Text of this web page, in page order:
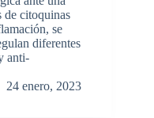
de citoquinas
se
diferentes
anti-
24 enero, 2023